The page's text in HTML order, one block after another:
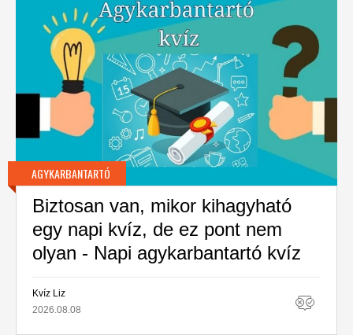
AGYKARBANTARTÓ
Biztosan van, mikor kihagyható
egy napi kvíz, de ez pont nem
olyan - Napi agykarbantartó kvíz
Kvíz Liz
2026.08.08